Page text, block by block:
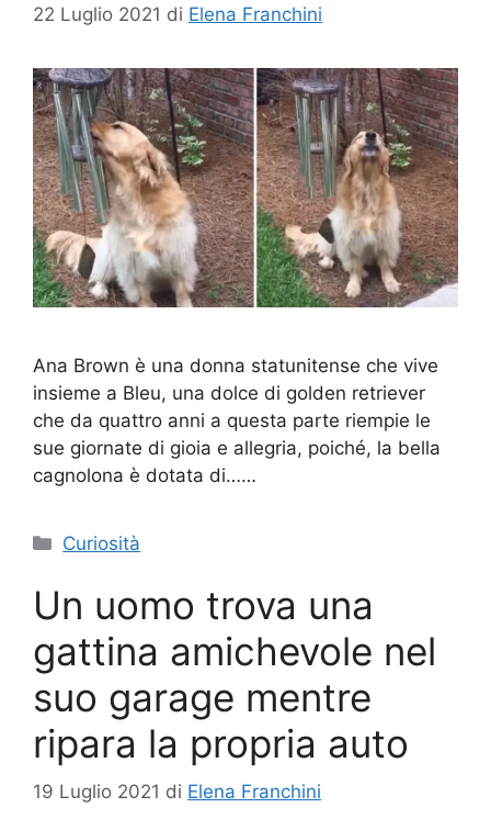
22 Luglio 2021 di Elena Franchini
Ana Brown è una donna statunitense che vive
insieme a Bleu, una dolce di golden retriever
che da quattro anni a questa parte riempie le
sue giornate di gioia e allegria, poiché, la bella
cagnolona è dotata di……
Categorie
Curiosità
Un uomo trova una
gattina amichevole nel
suo garage mentre
ripara la propria auto
19 Luglio 2021 di Elena Franchini